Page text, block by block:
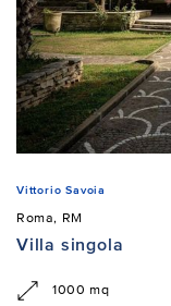
Vittorio Savoia
Roma, RM
Villa singola
1000 mq